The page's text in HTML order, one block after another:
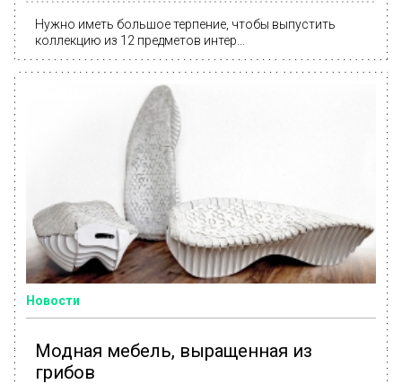
Нужно иметь большое терпение, чтобы выпустить
коллекцию из 12 предметов интер...
Новости
Модная мебель, выращенная из
грибов